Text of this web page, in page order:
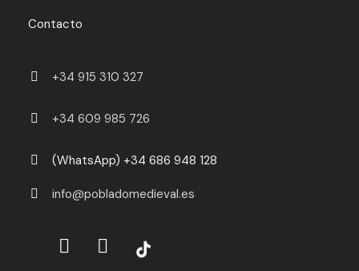
Contacto
+34 915 310 327
+34 609 985 726
(WhatsApp) +34 686 948 128
info@pobladomedieval.es